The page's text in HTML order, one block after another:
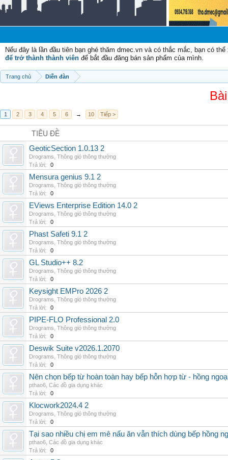
Nếu đây là lần đầu tiên bạn ghé thăm dmec.vn và có thắc mắc, bạn có
để trở thành thành viên để bắt đầu đăng bán sản phẩm của mình.
Trang chủ Diễn đàn
1 2 3 4 5 6 → 10 Tiếp >
TIÊU ĐỀ
GeoticSection 1.0.13 2
Drograms Thông gió thông thường
Trả lời:
0
Mensura genius 9.1 2
Drograms Thông gió thông thường
Trả lời:
0
EViews Enterprise Edition 14.0 2
Drograms Thông gió thông thường
Trả lời:
0
Phast Safeti 9.1 2
Drograms Thông gió thông thường
Trả lời:
0
GL Studio++ 8.2
Drograms Thông gió thông thường
Trả lời:
0
Keysight EMPro 2026 2
Drograms Thông gió thông thường
Trả lời:
0
PIPE-FLO Professional 2.0
Drograms Thông gió thông thường
Trả lời:
0
Deswik Suite v2026.1.2070
Drograms Thông gió thông thường
Trả lời:
0
Nên chọn bếp từ hoàn toàn hay bếp hỗn hợp từ - hồng
pthao6 Các đồ gia dụng khác
Trả lời:
0
Klocwork2024.4 2
Drograms Thông gió thông thường
Trả lời:
0
Tại sao nhiều chị em mê nấu ăn vẫn thích dùng bếp hồng
pthao6 Các đồ gia dụng khác
Trả lời:
0